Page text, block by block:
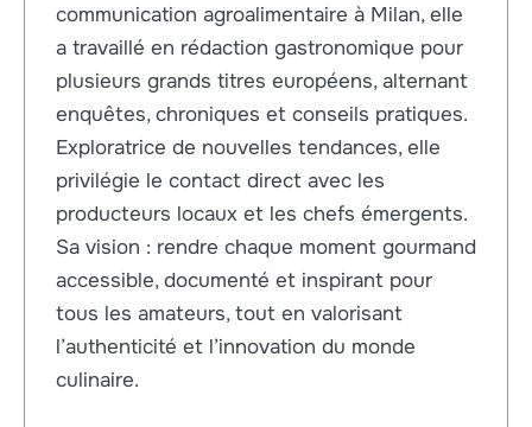
communication agroalimentaire à Milan, elle
a travaillé en rédaction gastronomique pour
plusieurs grands titres européens, alternant
enquêtes, chroniques et conseils pratiques.
Exploratrice de nouvelles tendances, elle
privilégie le contact direct avec les
producteurs locaux et les chefs émergents.
Sa vision : rendre chaque moment gourmand
accessible, documenté et inspirant pour
tous les amateurs, tout en valorisant
l’authenticité et l’innovation du monde
culinaire.